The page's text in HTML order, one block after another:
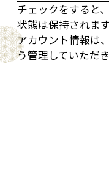
チェックをすると
状態は保持されます
アカウント情報は
う管理していただ